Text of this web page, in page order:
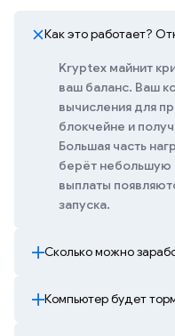
Как это работает?
Kryptex майнит
ваш баланс. Ваш
вычисления для
блокчейне и
Большая часть
берёт небольшую
выплаты
запуска.
Сколько можно
Компьютер будет